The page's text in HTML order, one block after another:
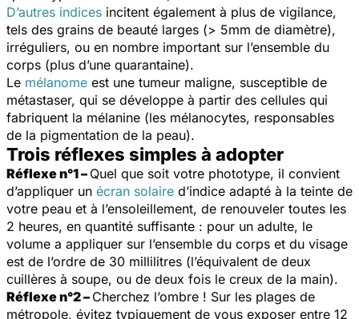
D’autres indices incitent également à plus de vigilance,
tels des grains de beauté larges (> 5mm de diamètre),
irréguliers, ou en nombre important sur l’ensemble du
corps (plus d’une quarantaine).
Le mélanome est une tumeur maligne, susceptible de
métastaser, qui se développe à partir des cellules qui
fabriquent la mélanine (les mélanocytes, responsables
de la pigmentation de la peau).
Trois réflexes simples à adopter
Réflexe n°1 – Quel que soit votre phototype, il convient
d’appliquer un écran solaire d’indice adapté à la teinte de
votre peau et à l’ensoleillement, de renouveler toutes les
2 heures, en quantité suffisante : pour un adulte, le
volume a appliquer sur l’ensemble du corps et du visage
est de l’ordre de 30 millilitres (l’équivalent de deux
cuillères à soupe, ou de deux fois le creux de la main).
Réflexe n°2 – Cherchez l’ombre ! Sur les plages de
métropole, évitez typiquement de vous exposer entre 12